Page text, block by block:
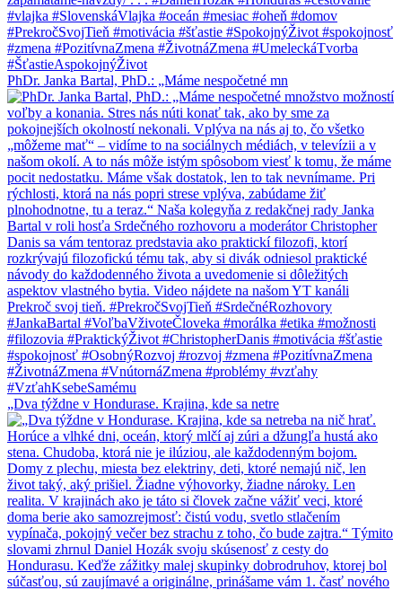
PhDr. Janka Bartal, PhD.: „Máme nespočetné mn
„Dva týždne v Hondurase. Krajina, kde sa netre